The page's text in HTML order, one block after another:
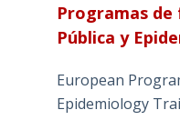
Programas de
Pública y
European
Epidemiology